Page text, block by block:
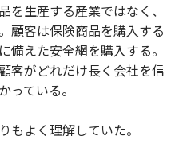
を生産する産業ではなく、
顧客は保険商品を購入する
備えた安全網を購入する。
客がどれだけ長く会社を信
っている。
もよく理解していた。